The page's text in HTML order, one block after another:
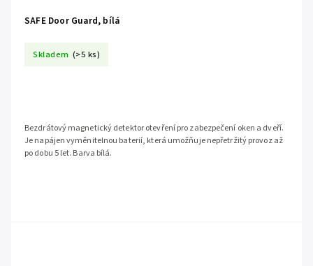
SAFE Door Guard, bílá
Skladem (>5 ks)
Bezdrátový magnetický detektor otevření pro zabezpečení oken a dveří.
Je napájen vyměnitelnou baterií, která umožňuje nepřetržitý provoz až
po dobu 5 let. Barva bílá.